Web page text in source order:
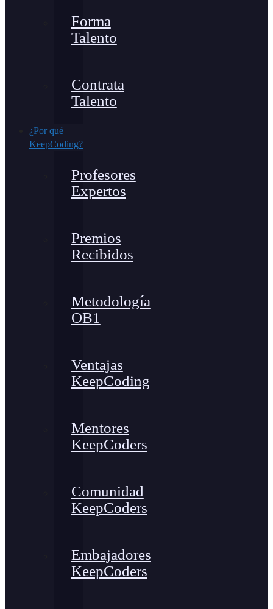
Forma
Talento
Contrata
Talento
¿Por qué
KeepCoding?
Profesores
Expertos
Premios
Recibidos
Metodología
OB1
Ventajas
KeepCoding
Mentores
KeepCoders
Comunidad
KeepCoders
Embajadores
KeepCoders